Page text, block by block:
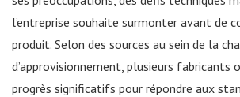
l’entreprise souhaite surmonter avant de
produit. Selon des sources au sein de la
d’approvisionnement, plusieurs fabricants
progrès significatifs pour répondre aux